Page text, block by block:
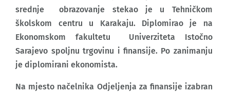
srednje obrazovanje stekao je u Tehničkom
školskom centru u Karakaju. Diplomirao je na
Ekonomskom fakultetu Univerziteta Istočno
Sarajevo spoljnu trgovinu i finansije. Po zanimanju
je diplomirani ekonomista.
Na mjesto načelnika Odjeljenja za finansije izabran